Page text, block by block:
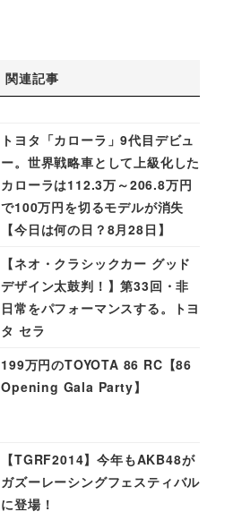
関連記事
トヨタ「カローラ」9代目デビュ
ー。世界戦略車として上級化した
カローラは112.3万～206.8万円
で100万円を切るモデルが消失
【今日は何の日？8月28日】
【ネオ・クラシックカー グッド
デザイン太鼓判！】第33回・非
日常をパフォーマンスする。トヨ
タ セラ
199万円のTOYOTA 86 RC【86
Opening Gala Party】
【TGRF2014】今年もAKB48が
ガズーレーシングフェスティバル
に登場！